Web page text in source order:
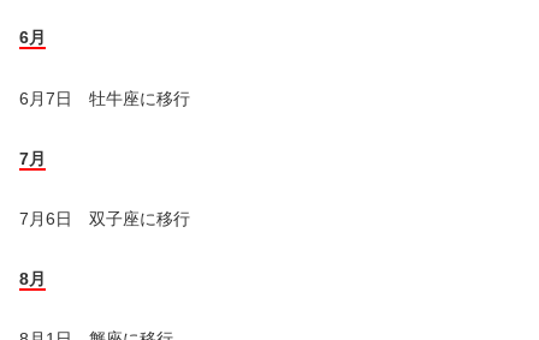
6月
6月7日 牡牛座に移行
7月
7月6日 双子座に移行
8月